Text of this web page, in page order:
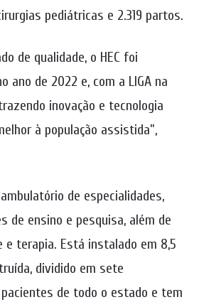
pediátricas e 2.319 partos.
de qualidade, o HEC foi
ano de 2022 e, com a LIGA na
inovação e tecnologia
à população assistida”,
de especialidades,
de ensino e pesquisa, além de
e terapia. Está instalado em 8,5
dividido em sete
de todo o estado e tem